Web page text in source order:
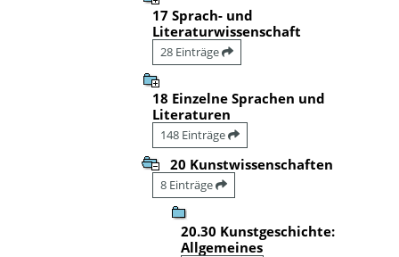
17 Sprach- und
Literaturwissenschaft
28 Einträge
18 Einzelne Sprachen und
Literaturen
148 Einträge
20 Kunstwissenschaften
8 Einträge
20.30 Kunstgeschichte:
Allgemeines